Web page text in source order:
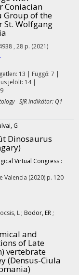
Coniacian
Group of the
St. Wolfgang
, 28 p. (2021)
13 | Függő: 7 |
jelölt: 14 |
SJR indikátor: Q1
G
Dinosaurus
Virtual Congress :
Valencia (2020) p. 120
L ; Bodor, ER ;
and
of Late
vertebrate
(Densus-Ciula